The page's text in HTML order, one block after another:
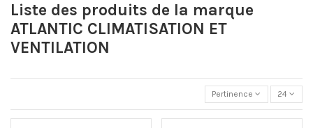
Liste des produits de la marque
ATLANTIC CLIMATISATION ET
VENTILATION
Pertinence 24